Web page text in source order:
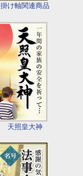
掛け軸関連商品
天照皇大神